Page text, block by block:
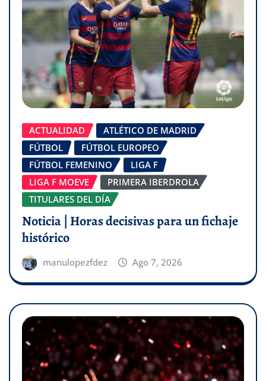
ACTUALIDAD
ATLÉTICO DE MADRID
FÚTBOL
FÚTBOL EUROPEO
FÚTBOL FEMENINO
LIGA F
LIGA F MOEVE
PRIMERA IBERDROLA
TITULARES DEL DÍA
Noticia | Horas decisivas para un fichaje
histórico
manulopezfdez Ago 7, 2026